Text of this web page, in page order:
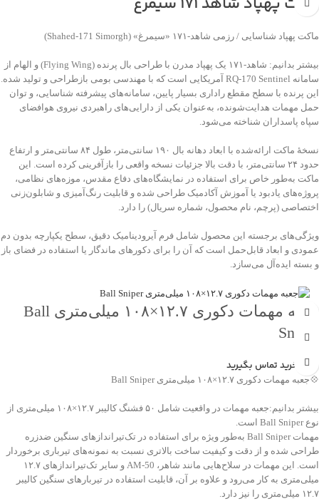
ماکت پهپاد شناسایی / رزمی شاهد‑۱۷۱ «سیمرغ» (Shahed‑171 Simorgh)
بیشتر بدانیم: شاهد‑۱۷۱ یک پهپاد مدرن با طراحی بال پرنده (Flying Wing) و الهام از
سامانه RQ‑170 Sentinel آمریکایی است که با مهندسی بومی بازطراحی و تولید شده.
این پرنده با سطح مقطع راداری بسیار پایین، سامانه‌های پیشرفته شناسایی، و توان
حمل مهمات هدایت‌شونده، به‌عنوان یکی از دارایی‌های راهبردی نیروی هوافضای
سپاه پاسداران شناخته می‌شود.
نسخهٔ ماکت ارائه‌شده با ابعاد دهانه بال ۱۹۰ سانتی‌متر، طول ۸۴ سانتی‌متر و ارتفاع
حدود ۲۴ سانتی‌متر، با دقت بالا جزئیات نسخه واقعی را بازآفرینی کرده است. این
ماکت به‌طور خاص برای استفاده در نمایشگاه‌های دفاع مقدس، موزه‌های نظامی،
پروژه‌های یادبود یا آموزش آکادمیک طراحی شده و قابلیت رنگ‌آمیزی و شابلون‌زنی
اختصاصی (پرچم، نام محصول، شماره سریال) را دارد.
ویژگی‌های برجسته این محصول شامل فرم آیرودینامیک دقیق، سطح یکپارچه بدون دم
عمودی و ابعاد قابل‌حمل است که آن را برای دکورهای ماندگار یا استفاده در فضای باز
و بسته ایده‌آل می‌سازد.
جعبه مهمات دکوری ۱۲.۷×۱۰۸ میلی‌متری Ball
Sniper
جهت خرید تماس بگیرید
💠جعبه مهمات دکوری ۱۲.۷×۱۰۸ میلی‌متری Ball Sniper
بیشتر بدانیم:جعبه مهمات در واقعیت شامل ۵۰ فشنگ کالیبر ۱۲.۷×۱۰۸ میلی‌متری از
نوع Ball Sniper است.
مهمات Ball Sniper به‌طور ویژه برای استفاده در تک‌تیراندازهای سنگین ضدزره
طراحی شده و از دقت و کیفیت ساخت بالاتری نسبت به نمونه‌های تیرباری برخوردار
است. این مهمات در سلاح‌هایی مانند شاهر، AM-50 و سایر تک‌تیراندازهای ۱۲.۷
میلی‌متری به کار می‌رود و علاوه بر آن، قابلیت استفاده در تیربارهای سنگین کالیبر
۱۲.۷ میلی‌متری را نیز دارد.